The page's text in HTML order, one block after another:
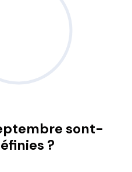
sont-
?